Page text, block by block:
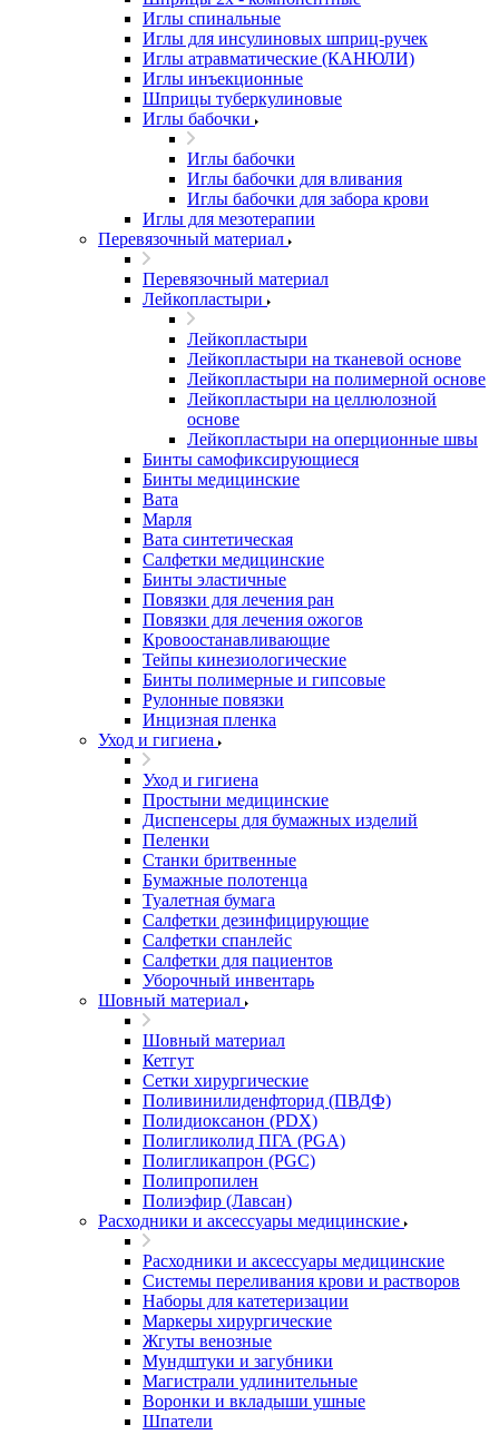
Иглы спинальные
Иглы для инсулиновых шприц-ручек
Иглы атравматические (КАНЮЛИ)
Иглы инъекционные
Шприцы туберкулиновые
Иглы бабочки
Иглы бабочки
Иглы бабочки для вливания
Иглы бабочки для забора крови
Иглы для мезотерапии
Перевязочный материал
Перевязочный материал
Лейкопластыри
Лейкопластыри
Лейкопластыри на тканевой основе
Лейкопластыри на полимерной основе
Лейкопластыри на целлюлозной
основе
Лейкопластыри на оперционные швы
Бинты самофиксирующиеся
Бинты медицинские
Вата
Марля
Вата синтетическая
Салфетки медицинские
Бинты эластичные
Повязки для лечения ран
Повязки для лечения ожогов
Кровоостанавливающие
Тейпы кинезиологические
Бинты полимерные и гипсовые
Рулонные повязки
Инцизная пленка
Уход и гигиена
Уход и гигиена
Простыни медицинские
Диспенсеры для бумажных изделий
Пеленки
Станки бритвенные
Бумажные полотенца
Туалетная бумага
Салфетки дезинфицирующие
Салфетки спанлейс
Салфетки для пациентов
Уборочный инвентарь
Шовный материал
Шовный материал
Кетгут
Сетки хирургические
Поливинилиденфторид (ПВДФ)
Полидиоксанон (PDX)
Полигликолид ПГА (PGA)
Полигликапрон (PGC)
Полипропилен
Полиэфир (Лавсан)
Расходники и аксессуары медицинские
Расходники и аксессуары медицинские
Системы переливания крови и растворов
Наборы для катетеризации
Маркеры хирургические
Жгуты венозные
Мундштуки и загубники
Магистрали удлинительные
Воронки и вкладыши ушные
Шпатели